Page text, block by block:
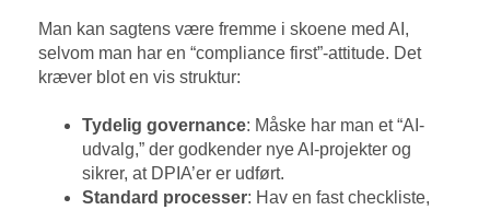
Man kan sagtens være fremme i skoene med AI,
selvom man har en “compliance first”-attitude. Det
kræver blot en vis struktur:
Tydelig governance: Måske har man et “AI-
udvalg,” der godkender nye AI-projekter og
sikrer, at DPIA’er er udført.
Standard processer: Hav en fast checkliste,